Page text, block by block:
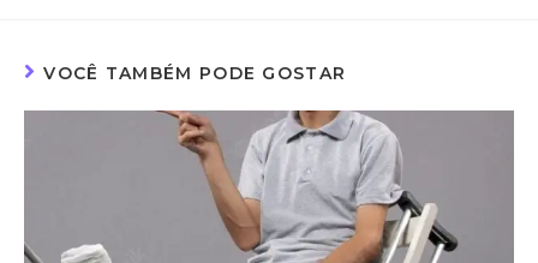
VOCÊ TAMBÉM PODE GOSTAR